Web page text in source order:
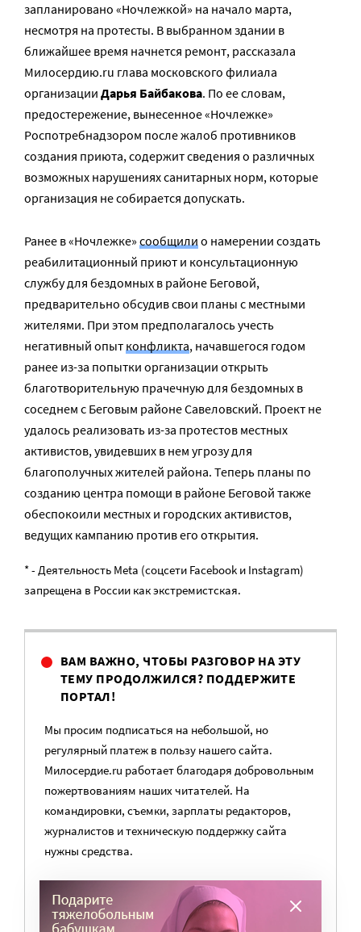
запланировано «Ночлежкой» на начало марта,
несмотря на протесты. В выбранном здании в
ближайшее время начнется ремонт, рассказала
Милосердию.ru глава московского филиала
организации Дарья Байбакова. По ее словам,
предостережение, вынесенное «Ночлежке»
Роспотребнадзором после жалоб противников
создания приюта, содержит сведения о различных
возможных нарушениях санитарных норм, которые
организация не собирается допускать.
Ранее в «Ночлежке» сообщилио намерении создать
реабилитационный приют и консультационную
службу для бездомных в районе Беговой,
предварительно обсудив свои планы с местными
жителями. При этом предполагалось учесть
негативный опытконфликта, начавшегося годом
ранее из-за попытки организации открыть
благотворительную прачечную для бездомных в
соседнем с Беговым районе Савеловский. Проект не
удалось реализовать из-за протестов местных
активистов, увидевших в нем угрозу для
благополучных жителей района. Теперь планы по
созданию центра помощи в районе Беговой также
обеспокоили местных и городских активистов,
ведущих кампанию против его открытия.
* - Деятельность Meta (соцсети Facebook и Instagram)
запрещена в России как экстремистская.
ВАМ ВАЖНО, ЧТОБЫ РАЗГОВОР НА ЭТУ
ТЕМУ ПРОДОЛЖИЛСЯ? ПОДДЕРЖИТЕ
ПОРТАЛ!
Мы просим подписаться на небольшой, но
регулярный платеж в пользу нашего сайта.
Милосердие.ru работает благодаря добровольным
пожертвованиям наших читателей. На
командировки, съемки, зарплаты редакторов,
журналистов и техническую поддержку сайта
нужны средства.
ПОМОЧЬ ПОРТАЛУ